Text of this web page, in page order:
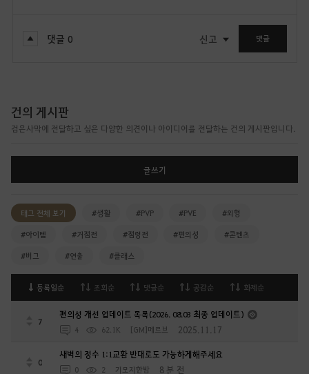
댓글 0 신고 댓글
건의 게시판
검은사막에 전달하고 싶은 다양한 의견이나 아이디어를 전달하는 건의 게시판입니다.
글쓰기
태그 전체 보기 #생활 #PVP #PVE #외형
#아이템 #거점전 #점령전 #편의성 #콘텐츠
#버그 #연출 #클래스
등록일순 조회순 댓글순 공감순 화제순
7
편의성 개선 업데이트 목록(2026. 08.03 최종 업데이트)
4 62.1K [GM]메르브 2025.11.17
0
새벽의 정수 1:1교환 반대로도 가능하게해주세요
0 2 기모지한밤 8 분 전